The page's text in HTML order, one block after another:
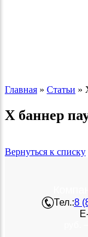
Главная » Статьи »
Х баннер
Вернуться к списку
Тел.:8